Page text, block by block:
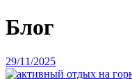
Блог
29/11/2025